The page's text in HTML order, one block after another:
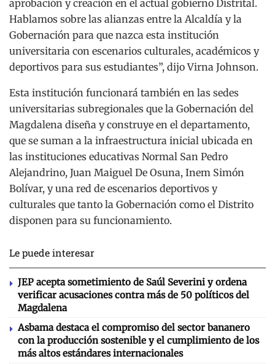
aprobación y creación en el actual gobierno Distrital.
Hablamos sobre las alianzas entre la Alcaldía y la
Gobernación para que nazca esta institución
universitaria con escenarios culturales, académicos y
deportivos para sus estudiantes”, dijo Virna Johnson.
Esta institución funcionará también en las sedes
universitarias subregionales que la Gobernación del
Magdalena diseña y construye en el departamento,
que se suman a la infraestructura inicial ubicada en
las instituciones educativas Normal San Pedro
Alejandrino, Juan Maiguel De Osuna, Inem Simón
Bolívar, y una red de escenarios deportivos y
culturales que tanto la Gobernación como el Distrito
disponen para su funcionamiento.
Le puede interesar
JEP acepta sometimiento de Saúl Severini y ordena
verificar acusaciones contra más de 50 políticos del
Magdalena
Asbama destaca el compromiso del sector bananero
con la producción sostenible y el cumplimiento de los
más altos estándares internacionales